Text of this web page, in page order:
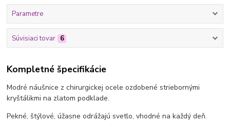
Parametre
Súvisiaci tovar 6
Kompletné špecifikácie
Modré náušnice z chirurgickej ocele ozdobené striebornými
kryštálikmi na zlatom podklade.
Pekné, štýlové, úžasne odrážajú svetlo, vhodné na každý deň.